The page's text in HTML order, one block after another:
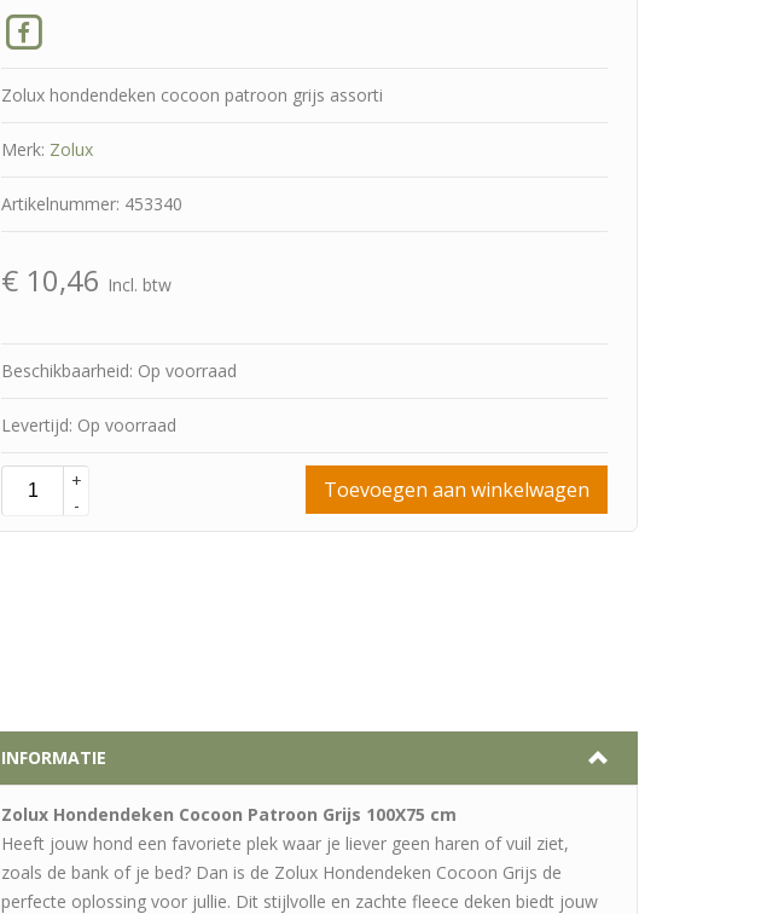
Zolux hondendeken cocoon patroon grijs assorti
Merk: Zolux
Artikelnummer: 453340
€ 10,46 Incl. btw
Beschikbaarheid: Op voorraad
Levertijd: Op voorraad
+
-
Toevoegen aan winkelwagen
INFORMATIE
Zolux Hondendeken Cocoon Patroon Grijs 100X75 cm
Heeft jouw hond een favoriete plek waar je liever geen haren of vuil ziet,
zoals de bank of je bed? Dan is de Zolux Hondendeken Cocoon Grijs de
perfecte oplossing voor jullie. Dit stijlvolle en zachte fleece deken biedt jouw